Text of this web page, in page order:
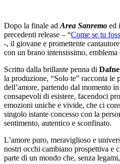
Dopo la finale adArea Sanremo ed
precedenti release – “Come se tu
-, il giovane e promettente
con un brano intensissimo, emblema
Scritto dalla brillante penna di
la produzione, “Solo te” racconta le
dell’amore, partendo dal momento
consapevoli di esistere, facendoci
emozioni uniche e vivide, che ci
singolo istante concesso con la
sentimento, autentico e sconfinato.
L’amore puro, meraviglioso e
nostri occhi cambiano prospettiva e
parte di un mondo che, senza